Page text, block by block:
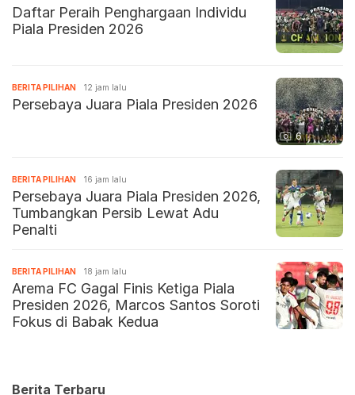
Daftar Peraih Penghargaan Individu
Piala Presiden 2026
6
BERITA PILIHAN 12 jam lalu
Persebaya Juara Piala Presiden 2026
BERITA PILIHAN 16 jam lalu
Persebaya Juara Piala Presiden 2026,
Tumbangkan Persib Lewat Adu
Penalti
BERITA PILIHAN 18 jam lalu
Arema FC Gagal Finis Ketiga Piala
Presiden 2026, Marcos Santos Soroti
Fokus di Babak Kedua
Berita Terbaru